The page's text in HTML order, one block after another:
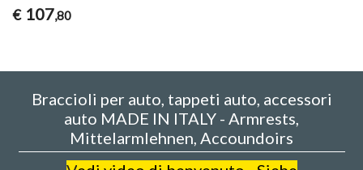
€ 107,80
Braccioli per auto, tappeti auto, accessori
auto MADE IN ITALY - Armrests,
Mittelarmlehnen, Accoundoirs